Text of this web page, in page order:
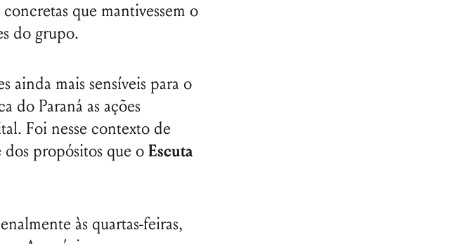
que mantivessem o
do grupo.
ainda mais sensíveis para o
do Paraná as ações
Foi nesse contexto de
dos propósitos que o Escuta
às quartas-feiras,